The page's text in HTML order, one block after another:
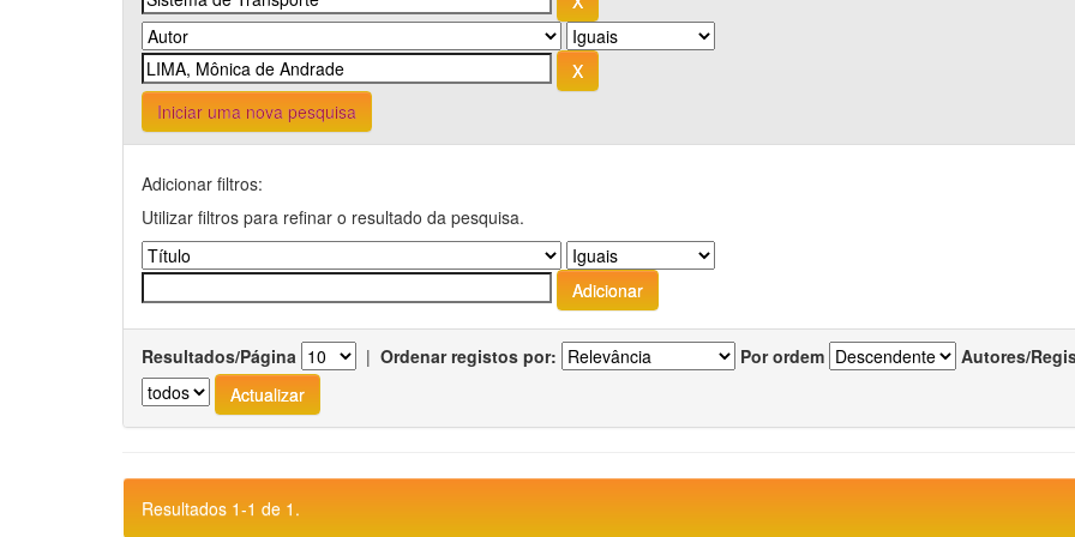
Iniciar uma nova pesquisa
Adicionar filtros:
Utilizar filtros para refinar o resultado da pesquisa.
Resultados/Página | Ordenar registos por: Por ordem Autores/
Resultados 1-1 de 1.